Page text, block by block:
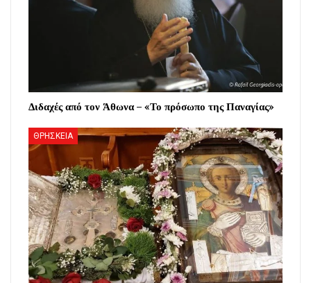
Διδαχές από τον Άθωνα – «Το πρόσωπο της Παναγίας»
ΘΡΗΣΚΕΙΑ